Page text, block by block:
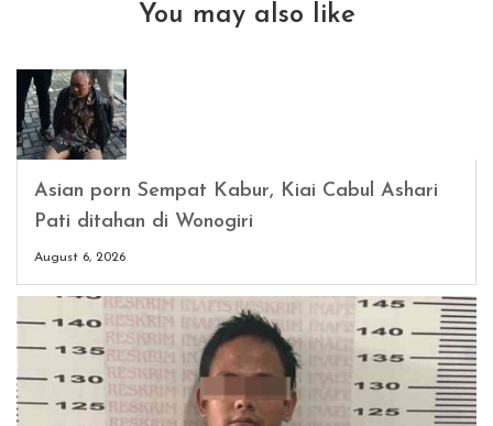
You may also like
Asian porn Sempat Kabur, Kiai Cabul Ashari
Pati ditahan di Wonogiri
August 6, 2026